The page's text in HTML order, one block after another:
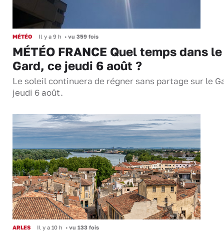
MÉTÉO Il y a 9 h • vu 359 fois
MÉTÉO FRANCE Quel temps dans le
Gard, ce jeudi 6 août ?
Le soleil continuera de régner sans partage sur le
jeudi 6 août.
ARLES Il y a 10 h • vu 133 fois